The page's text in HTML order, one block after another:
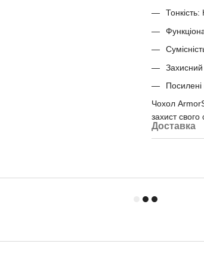
Захисний
Чохол
захист свого
Доставка